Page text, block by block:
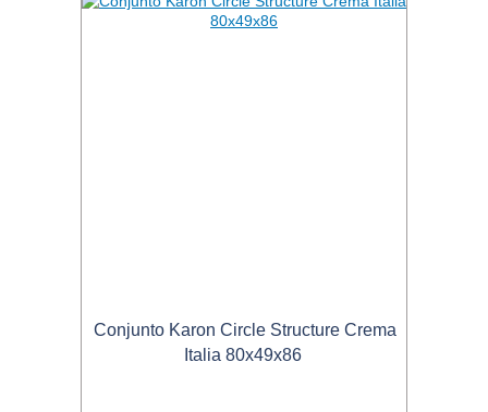
Conjunto Karon Circle Structure Crema
Italia 80x49x86